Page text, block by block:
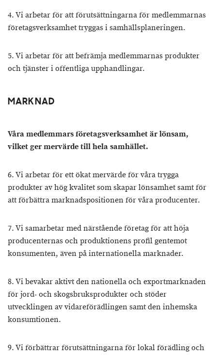
4. Vi arbetar för att förutsättningarna för medlemmarnas
företagsverksamhet tryggas i samhällsplaneringen.
5. Vi arbetar för att befrämja medlemmarnas produkter
och tjänster i offentliga upphandlingar.
MARKNAD
Våra medlemmars företagsverksamhet är lönsam,
vilket ger mervärde till hela samhället.
6. Vi arbetar för ett ökat mervärde för våra trygga
produkter av hög kvalitet som skapar lönsamhet samt för
att förbättra marknadspositionen för våra producenter.
7. Vi samarbetar med närstående företag för att höja
producenternas och produktionens profil gentemot
konsumenten, även på internationella marknader.
8. Vi bevakar aktivt den nationella och exportmarknaden
för jord- och skogsbruksprodukter och stöder
utvecklingen av vidareförädlingen samt den inhemska
konsumtionen.
9. Vi förbättrar förutsättningarna för lokal förädling och